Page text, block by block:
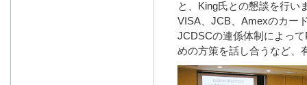
と、King氏との懇談を行い
VISA、JCB、Amexのカー
JCDSCの連係体制によっ
めの方策を話し合うなど、